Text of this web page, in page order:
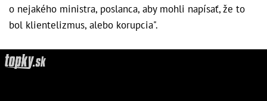
o nejakého ministra, poslanca, aby mohli napísať, že to
bol klientelizmus, alebo korupcia".